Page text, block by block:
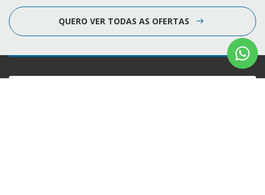
QUERO VER TODAS AS OFERTAS
Confira endereços, telefones e horários, selecionando a unidade